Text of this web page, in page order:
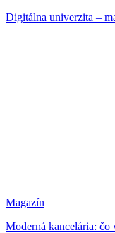
Digitálna univerzita –
Magazín
Moderná kancelária: čo